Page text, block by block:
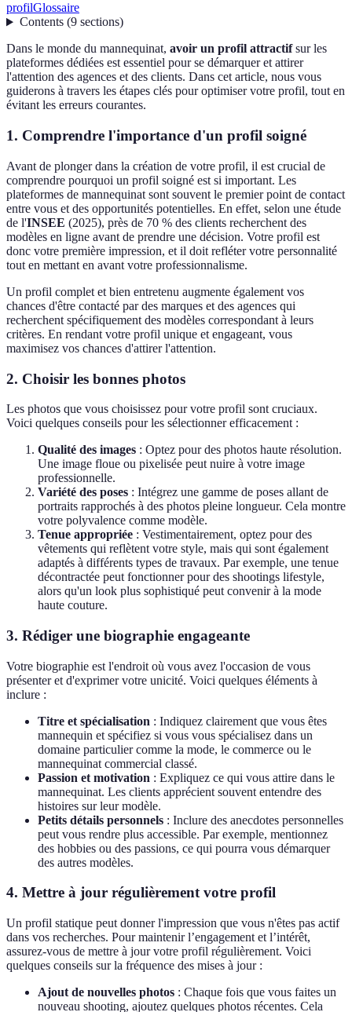
profilGlossaire
Contents(9 sections)
Dans le monde du mannequinat, avoir un profil attractifsur les
plateformes dédiées est essentiel pour se démarquer et attirer
l'attention des agences et des clients. Dans cet article, nous vous
guiderons à travers les étapes clés pour optimiser votre profil, tout en
évitant les erreurs courantes.
1. Comprendre l'importance d'un profil soigné
Avant de plonger dans la création de votre profil, il est crucial de
comprendre pourquoi un profil soigné est si important. Les
plateformes de mannequinat sont souvent le premier point de contact
entre vous et des opportunités potentielles. En effet, selon une étude
de l'INSEE (2025), près de 70 % des clients recherchent des
modèles en ligne avant de prendre une décision. Votre profil est
donc votre première impression, et il doit refléter votre personnalité
tout en mettant en avant votre professionnalisme.
Un profil complet et bien entretenu augmente également vos
chances d'être contacté par des marques et des agences qui
recherchent spécifiquement des modèles correspondant à leurs
critères. En rendant votre profil unique et engageant, vous
maximisez vos chances d'attirer l'attention.
2. Choisir les bonnes photos
Les photos que vous choisissez pour votre profil sont cruciaux.
Voici quelques conseils pour les sélectionner efficacement :
Qualité des images : Optez pour des photos haute résolution.
Une image floue ou pixelisée peut nuire à votre image
professionnelle.
Variété des poses : Intégrez une gamme de poses allant de
portraits rapprochés à des photos pleine longueur. Cela montre
votre polyvalence comme modèle.
Tenue appropriée : Vestimentairement, optez pour des
vêtements qui reflètent votre style, mais qui sont également
adaptés à différents types de travaux. Par exemple, une tenue
décontractée peut fonctionner pour des shootings lifestyle,
alors qu'un look plus sophistiqué peut convenir à la mode
haute couture.
3. Rédiger une biographie engageante
Votre biographie est l'endroit où vous avez l'occasion de vous
présenter et d'exprimer votre unicité. Voici quelques éléments à
inclure :
Titre et spécialisation : Indiquez clairement que vous êtes
mannequin et spécifiez si vous vous spécialisez dans un
domaine particulier comme la mode, le commerce ou le
mannequinat commercial classé.
Passion et motivation : Expliquez ce qui vous attire dans le
mannequinat. Les clients apprécient souvent entendre des
histoires sur leur modèle.
Petits détails personnels : Inclure des anecdotes personnelles
peut vous rendre plus accessible. Par exemple, mentionnez
des hobbies ou des passions, ce qui pourra vous démarquer
des autres modèles.
4. Mettre à jour régulièrement votre profil
Un profil statique peut donner l'impression que vous n'êtes pas actif
dans vos recherches. Pour maintenir l’engagement et l’intérêt,
assurez-vous de mettre à jour votre profil régulièrement. Voici
quelques conseils sur la fréquence des mises à jour :
Ajout de nouvelles photos : Chaque fois que vous faites un
nouveau shooting, ajoutez quelques photos récentes. Cela